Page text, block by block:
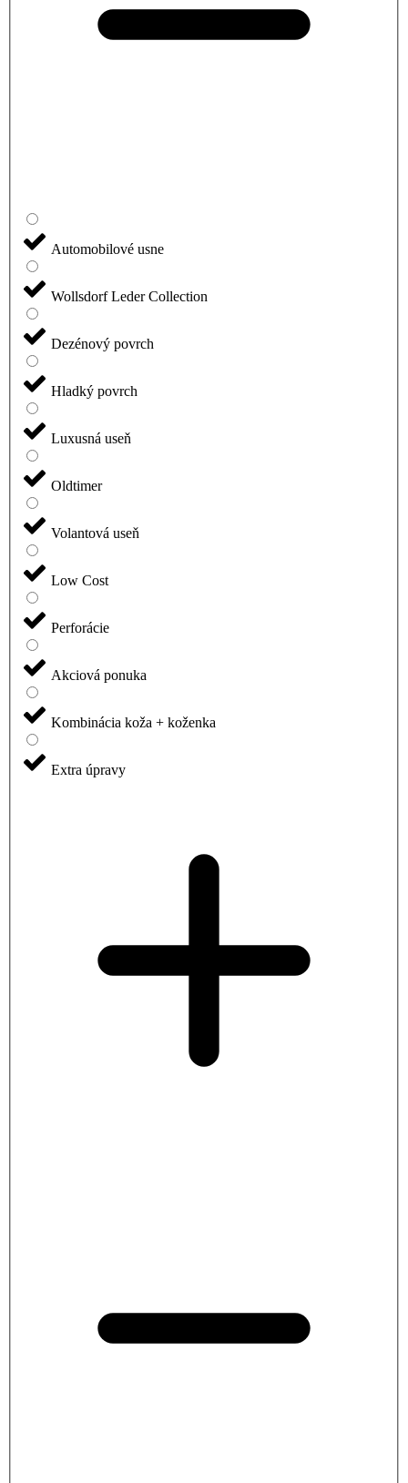
Automobilové usne
Wollsdorf Leder Collection
Dezénový povrch
Hladký povrch
Luxusná useň
Oldtimer
Volantová useň
Low Cost
Perforácie
Akciová ponuka
Kombinácia koža + koženka
Extra úpravy